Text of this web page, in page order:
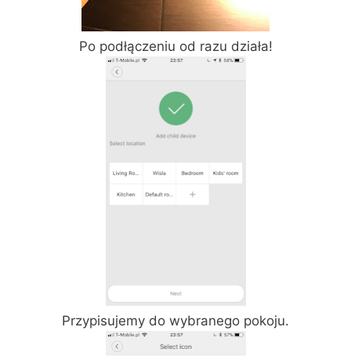
Po podłączeniu od razu działa!
Przypisujemy do wybranego pokoju.